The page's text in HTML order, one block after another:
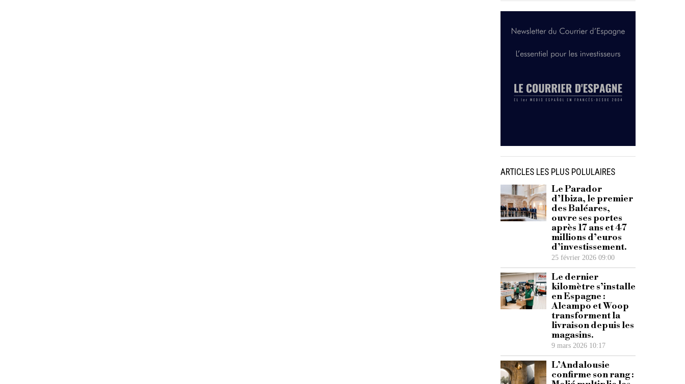
ARTICLES LES PLUS POLULAIRES
Le Parador
d’Ibiza, le premier
des Baléares,
ouvre ses portes
après 17 ans et 47
millions d’euros
d’investissement.
25 février 2026 09:00
Le dernier
kilomètre s’installe
en Espagne :
Alcampo et Woop
transforment la
livraison depuis les
magasins.
9 mars 2026 10:17
L’Andalousie
confirme son rang :